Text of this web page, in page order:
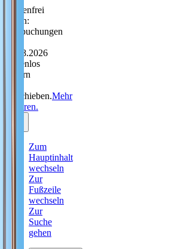
Sorgenfrei
reisen:
Neubuchungen
31.08.2026
kostenlos
ändern
verschieben.Mehr
erfahren.
Zum
Hauptinhalt
wechseln
Zur
Fußzeile
wechseln
Zur
Suche
gehen